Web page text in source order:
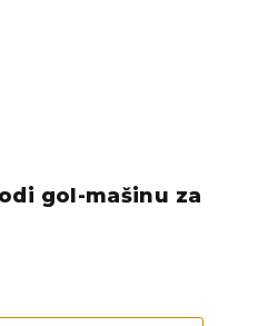
gol-mašinu za